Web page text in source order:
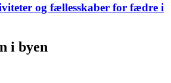
og fællesskaber for fædre i
i byen